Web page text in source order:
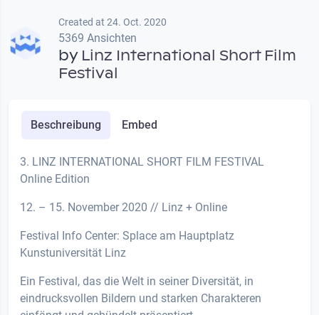
Created at 24. Oct. 2020
5369 Ansichten
by Linz International Short Film
Festival
Beschreibung Embed
3. LINZ INTERNATIONAL SHORT FILM FESTIVAL
Online Edition
12. – 15. November 2020 // Linz + Online
Festival Info Center: Splace am Hauptplatz
Kunstuniversität Linz
Ein Festival, das die Welt in seiner Diversität, in
eindrucksvollen Bildern und starken Charakteren